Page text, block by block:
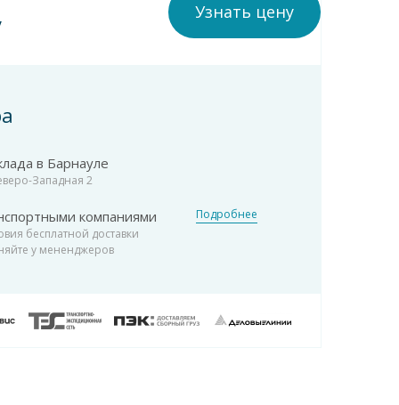
Узнать цену
в Барнауле
Западная 2
компаниями
бесплатной доставки
у мененджеров
Подробнее